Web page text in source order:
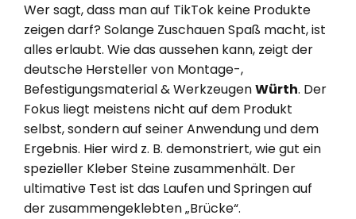
Wer sagt, dass man auf TikTok keine Produkte
zeigen darf? Solange Zuschauen Spaß macht, ist
alles erlaubt. Wie das aussehen kann, zeigt der
deutsche Hersteller von Montage-,
Befestigungsmaterial & WerkzeugenWürth. Der
Fokus liegt meistens nicht auf dem Produkt
selbst, sondern auf seiner Anwendung und dem
Ergebnis. Hier wird z. B. demonstriert, wie gut ein
spezieller Kleber Steine zusammenhält. Der
ultimative Test ist das Laufen und Springen auf
der zusammengeklebten „Brücke“.